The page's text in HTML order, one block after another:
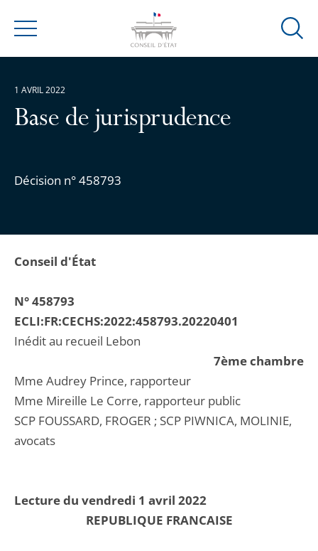
Menu
Ouvrir
Base de jurisprudence
Décision n° 458793
1 AVRIL 2022
Conseil d'État
N° 458793
ECLI:FR:CECHS:2022:458793.20220401
Inédit au recueil Lebon
7ème chambre
Mme Audrey Prince, rapporteur
Mme Mireille Le Corre, rapporteur public
SCP FOUSSARD, FROGER ; SCP PIWNICA, MOLINIE,
avocats
Lecture du vendredi 1 avril 2022
REPUBLIQUE FRANCAISE